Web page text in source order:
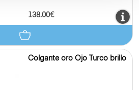
138.00€
Colgante oro Ojo Turco brillo